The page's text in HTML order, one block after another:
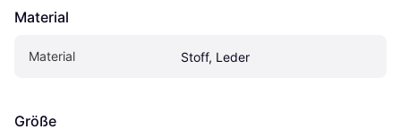
Material
Material Stoff, Leder
Größe